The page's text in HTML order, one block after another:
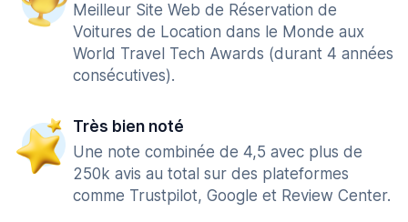
Meilleur Site Web de Réservation de
Voitures de Location dans le Monde aux
World Travel Tech Awards (durant 4 années
consécutives).
Très bien noté
Une note combinée de 4,5 avec plus de
250k avis au total sur des plateformes
comme Trustpilot, Google et Review Center.